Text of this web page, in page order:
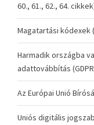
60., 61., 62., 64.
Magatartási kódexek
Harmadik országba
adattovábbítás
Az Európai Unió
Uniós digitális